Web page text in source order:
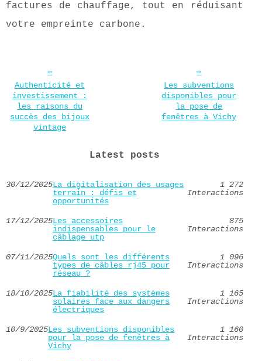
factures de chauffage, tout en réduisant
votre empreinte carbone.
Authenticité et
investissement :
les raisons du
succès des bijoux
vintage
Les subventions
disponibles pour
la pose de
fenêtres à Vichy
Latest posts
30/12/2025La digitalisation des usages
terrain : défis et
opportunités
1 272
Interactions
17/12/2025Les accessoires
indispensables pour le
câblage utp
875
Interactions
07/11/2025Quels sont les différents
types de câbles rj45 pour
réseau ?
1 096
Interactions
18/10/2025La fiabilité des systèmes
solaires face aux dangers
électriques
1 165
Interactions
10/9/2025Les subventions disponibles
pour la pose de fenêtres à
Vichy
1 160
Interactions